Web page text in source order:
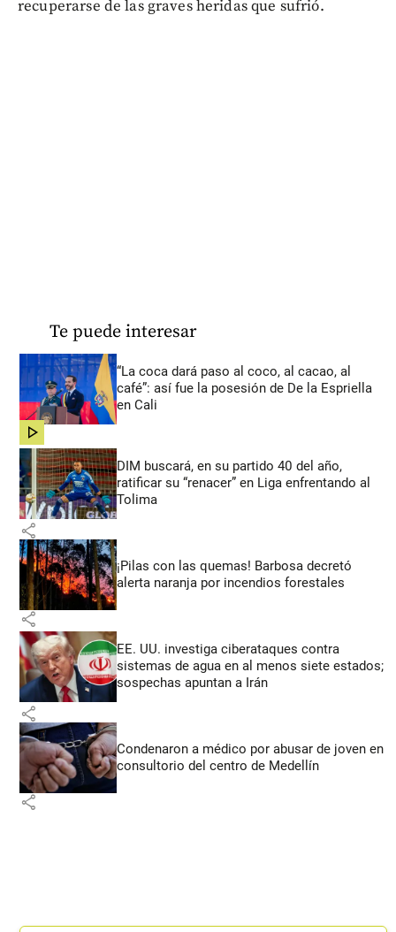
recuperarse de las graves heridas que sufrió.
Te puede interesar
“La coca dará paso al coco, al cacao, al
café”: así fue la posesión de De la Espriella
en Cali
share
DIM buscará, en su partido 40 del año,
ratificar su “renacer” en Liga enfrentando al
Tolima
share
¡Pilas con las quemas! Barbosa decretó
alerta naranja por incendios forestales
share
EE. UU. investiga ciberataques contra
sistemas de agua en al menos siete estados;
sospechas apuntan a Irán
share
Condenaron a médico por abusar de joven en
consultorio del centro de Medellín
share